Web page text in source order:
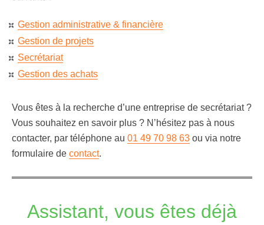
Gestion administrative & financière
Gestion de projets
Secrétariat
Gestion des achats
Vous êtes à la recherche d’une entreprise de secrétariat ?
Vous souhaitez en savoir plus ? N’hésitez pas à nous
contacter, par téléphone au 01 49 70 98 63 ou via notre
formulaire de contact.
Assistant, vous êtes déjà